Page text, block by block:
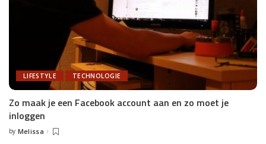
LIFESTYLE TECHNOLOGIE
Zo maak je een Facebook account aan en zo moet je
inloggen
Posted
by Melissa